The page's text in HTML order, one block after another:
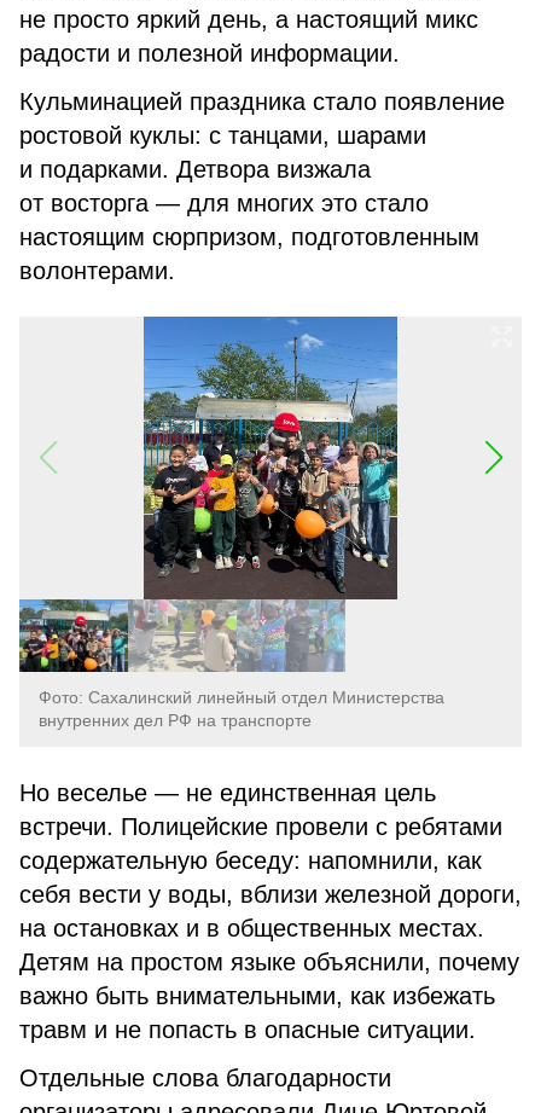
не просто яркий день, а настоящий микс
радости и полезной информации.
Кульминацией праздника стало появление
ростовой куклы: с танцами, шарами
и подарками. Детвора визжала
от восторга — для многих это стало
настоящим сюрпризом, подготовленным
волонтерами.
Фото: Сахалинский линейный отдел Министерства
внутренних дел РФ на транспорте
Но веселье — не единственная цель
встречи. Полицейские провели с ребятами
содержательную беседу: напомнили, как
себя вести у воды, вблизи железной дороги,
на остановках и в общественных местах.
Детям на простом языке объяснили, почему
важно быть внимательными, как избежать
травм и не попасть в опасные ситуации.
Отдельные слова благодарности